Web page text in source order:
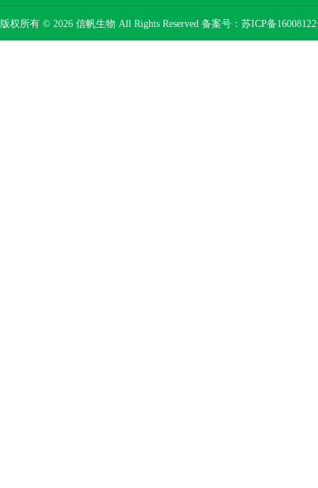
版权所有 © 2026 信帆生物 All Rights Reserved 备案号： 苏ICP备